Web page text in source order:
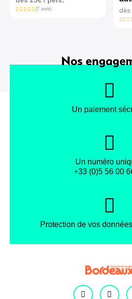
(7 avis) dès
Nos
Un paiement
Un numéro
+33 (0)5 56 00
Protection de vos